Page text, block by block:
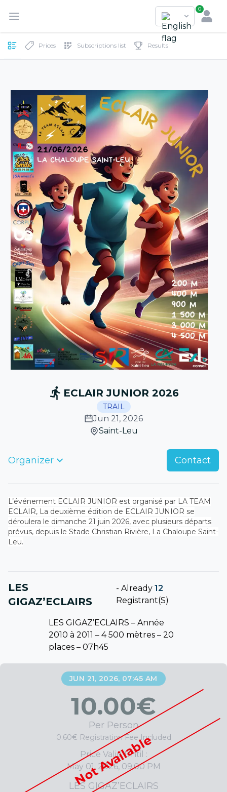
0
Prices Subscriptions list Results
ECLAIR JUNIOR 2026
TRAIL
Jun 21, 2026
Saint-Leu
Organizer Contact
L’événement ECLAIR JUNIOR est organisé par LA TEAM
ECLAIR, La deuxième édition de ECLAIR JUNIOR se
déroulera le dimanche 21 juin 2026, avec plusieurs départs
prévus, depuis le Stade Christian Rivière, La Chaloupe Saint-
Leu.
LES
GIGAZ’ECLAIRS
-Already 12
Registrant(s)
LES GIGAZ’ECLAIRS – Année
2010 à 2011 – 4 500 mètres – 20
places – 07h45
Not Available
JUN 21, 2026, 07:45 AM
10.00€
Per Person
0.60€ Registration Fee Included
Price Valid Until :
May 01, 2026, 09:00 PM
LES GIGAZ’ECLAIRS